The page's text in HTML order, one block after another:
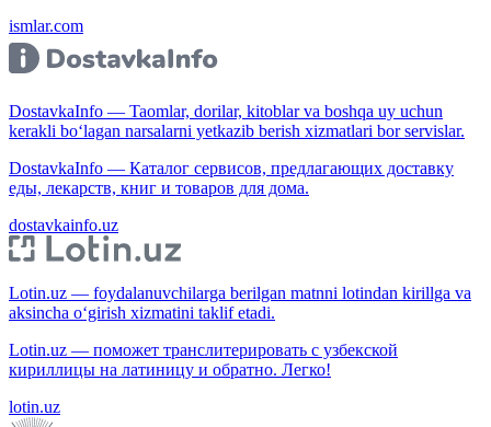
ismlar.com
DostavkaInfo — Taomlar, dorilar, kitoblar va boshqa uy uchun
kerakli bo‘lagan narsalarni yetkazib berish xizmatlari bor servislar.
DostavkaInfo — Каталог сервисов, предлагающих доставку
еды, лекарств, книг и товаров для дома.
dostavkainfo.uz
Lotin.uz — foydalanuvchilarga berilgan matnni lotindan kirillga va
aksincha o‘girish xizmatini taklif etadi.
Lotin.uz — поможет транслитерировать с узбекской
кириллицы на латиницу и обратно. Легко!
lotin.uz